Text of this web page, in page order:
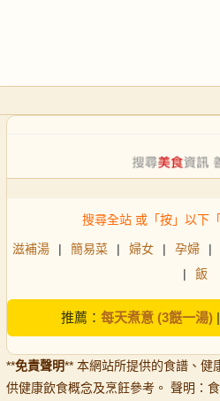
搜尋全站 或「按」以下
滋補湯 | 簡易菜 | 婦女 | 孕婦 |
|
飯
推薦： 每天煮意 (3餸一湯)|
**免責聲明** 本網站所提供的食譜、健
供健康飲食概念及烹飪參考。 聲明：